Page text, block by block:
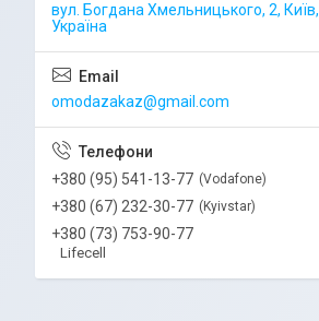
вул. Богдана Хмельницького, 2, Київ,
Україна
omodazakaz@gmail.com
+380 (95) 541-13-77 Vodafone
+380 (67) 232-30-77 Kyivstar
+380 (73) 753-90-77
Lifecell